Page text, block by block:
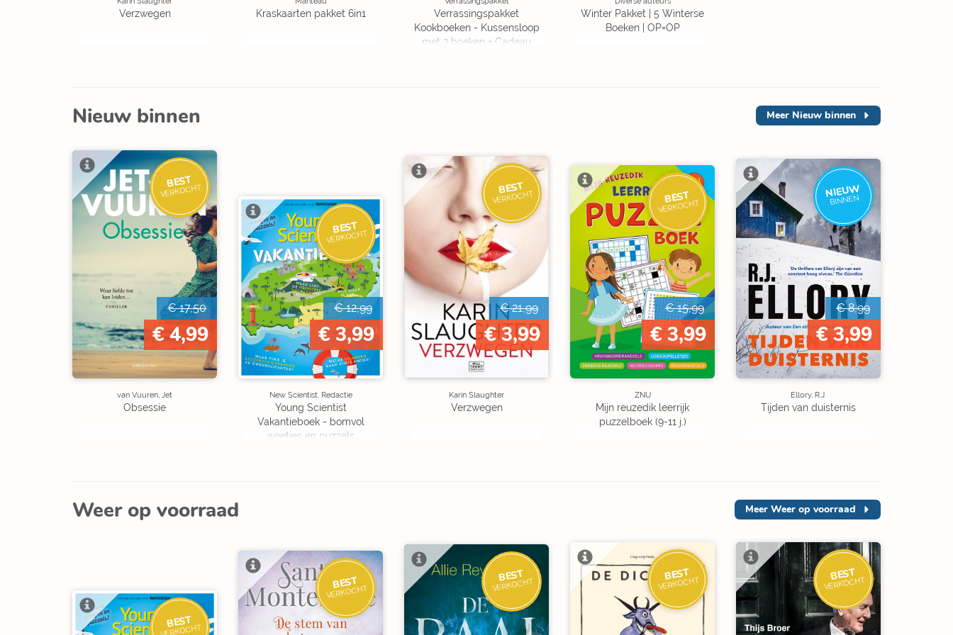
Verzwegen Kraskaarten pakket 6in1
Verrassingspakket
Kookboeken - Kussensloop
met 3 boeken + Cadeau
Winter Pakket | 5 Winterse
Boeken | OP=OP
Nieuw binnen Meer Nieuw binnen
BEST
VERKOCHT
€ 17,50
€ 4,99
van Vuuren, Jet
Obsessie
BEST
VERKOCHT
€ 12,99
€ 3,99
New Scientist, Redactie
Young Scientist
Vakantieboek - bomvol
weetjes en puzzels
BEST
VERKOCHT
€ 21,99
€ 3,99
Karin Slaughter
Verzwegen
BEST
VERKOCHT
€ 15,99
€ 3,99
ZNU
Mijn reuzedik leerrijk
puzzelboek (9-11 j.)
NIEUW
BINNEN
€ 8,99
€ 3,99
Ellory, R.J.
Tijden van duisternis
Weer op voorraad Meer Weer op voorraad
BEST
VERKOCHT
BEST
VERKOCHT
BEST
VERKOCHT
BEST
VERKOCHT
BEST
VERKOCHT